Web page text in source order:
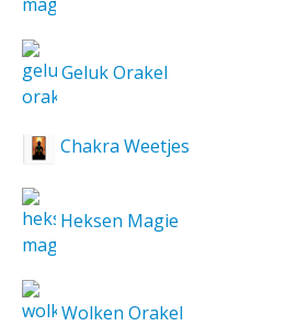
Geluk Orakel
Chakra Weetjes
Heksen Magie
Wolken Orakel